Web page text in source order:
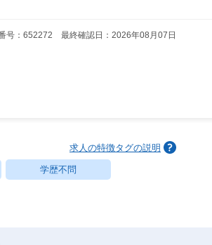
号：652272 最終確認日：2026年08月07日
求人の特徴タグの説明
学歴不問